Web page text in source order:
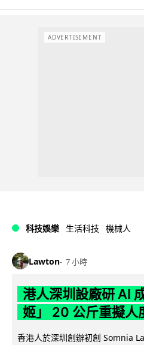
ADVERTISEMENT
科技娛樂 生活科技 機械人
Lawton 7 小時
港人深圳設廠研 AI
姬」 20 公斤重擬人
香港人於深圳創辦初創 Somnia